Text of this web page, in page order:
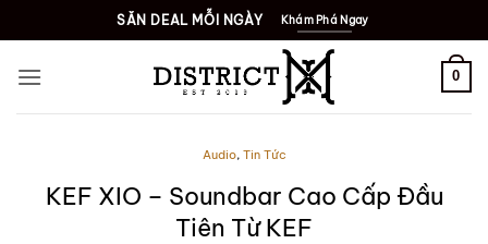
SĂN DEAL MỖI NGÀY Khám Phá Ngay
0
Audio, Tin Tức
KEF XIO – Soundbar Cao Cấp Đầu
Tiên Từ KEF